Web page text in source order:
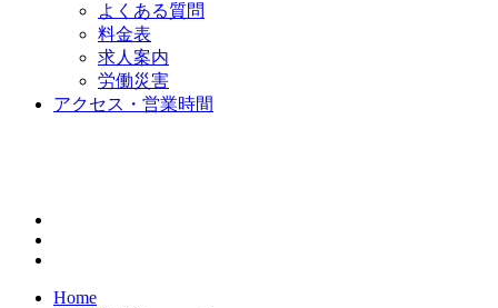
よくある質問
料金表
求人案内
労働災害
アクセス・営業時間
Home